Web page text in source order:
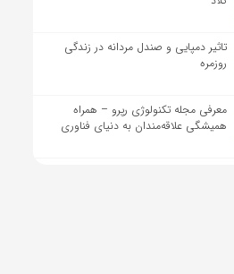
تاثیر دمپایی و صندل مردانه در زندگی
روزمره
معرفی مجله تکنولوژی رپرو – همراه
همیشگی علاقه‌مندان به دنیای فناوری